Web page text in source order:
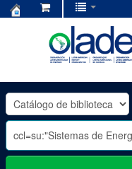
OLADE
-